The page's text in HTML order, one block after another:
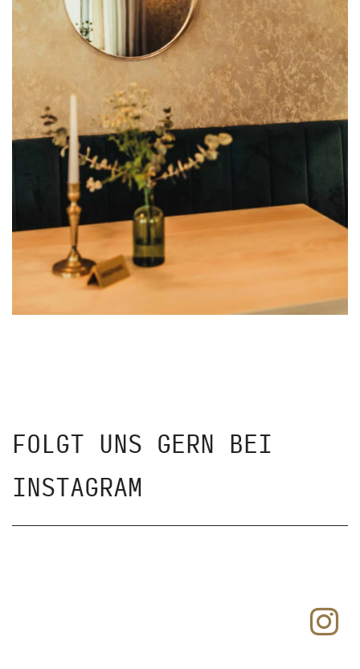
FOLGT UNS GERN BEI
INSTAGRAM